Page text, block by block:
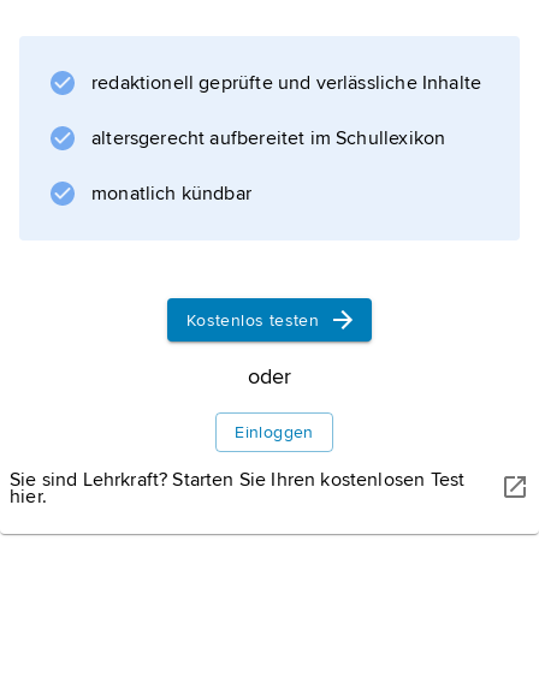
einzigartige Kulturlandschaft im Osten von
die teilweise im romanischen oder gotischen
Stil erbaut wurden.
Informationen zum Artikel
redaktionell geprüfte und verlässliche Inhalte
altersgerecht aufbereitet im Schullexikon
monatlich kündbar
Kostenlos testen
oder
Einloggen
Sie sind Lehrkraft? Starten Sie Ihren kostenlosen Test
hier.